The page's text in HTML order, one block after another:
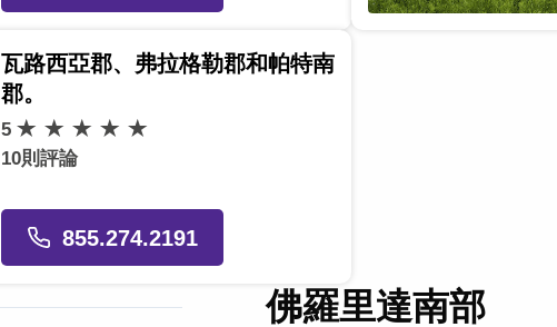
瓦路西亞郡、弗拉格勒郡和帕特南
郡。
5
10則評論
855.274.2191
佛羅里達南部